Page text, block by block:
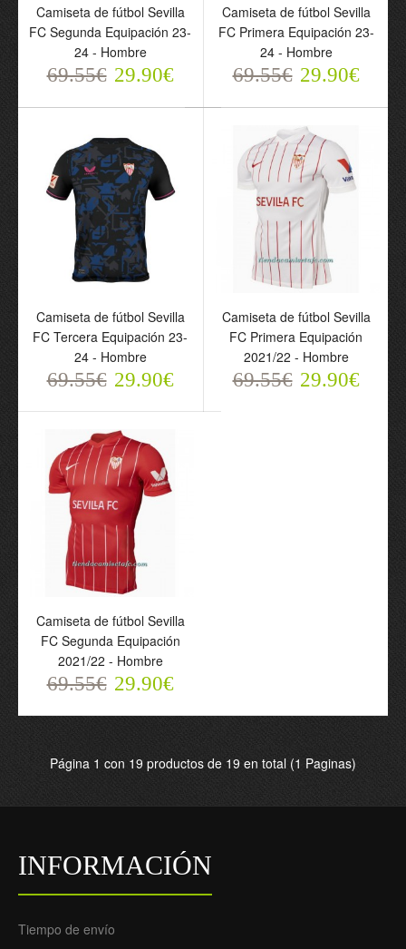
Camiseta de fútbol Sevilla
FC Sergio Ramos 4
Primera Equipación 23-
24 - Hombre
69.55€ 29.90€
Conjunto
Segunda Equipación 23-
24 - Niño
69.55€ 29.90€
Conjunto
FC Segunda Equipación
69.55€ 29.90€
Camiseta de fútbol Sevilla
FC Segunda Equipación 23-
24 - Hombre
69.55€ 29.90€
Camiseta de fútbol Sevilla
FC Primera Equipación 23-
24 - Hombre
69.55€ 29.90€
Camiseta de fútbol Sevilla
FC Tercera Equipación 23-
24 - Hombre
69.55€ 29.90€
Camiseta de fútbol Sevilla
FC Primera Equipación
2021/22 - Hombre
69.55€ 29.90€
Camiseta de fútbol Sevilla
FC Segunda Equipación
2021/22 - Hombre
69.55€ 29.90€
Página 1 con 19 productos de 19 en total (1 Paginas)
INFORMACIÓN
Tiempo de envío